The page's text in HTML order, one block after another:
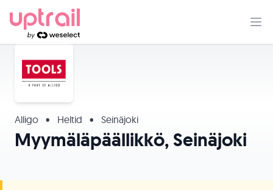
Alligo • Heltid • Seinäjoki
Myymäläpäällikkö, Seinäjoki